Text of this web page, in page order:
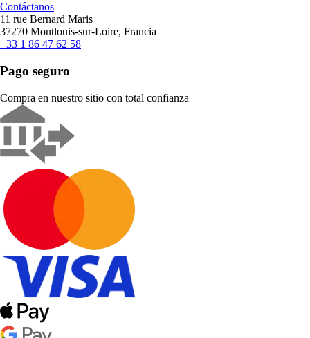
Contáctanos
11 rue Bernard Maris
37270 Montlouis-sur-Loire, Francia
+33 1 86 47 62 58
Pago seguro
Compra en nuestro sitio con total confianza